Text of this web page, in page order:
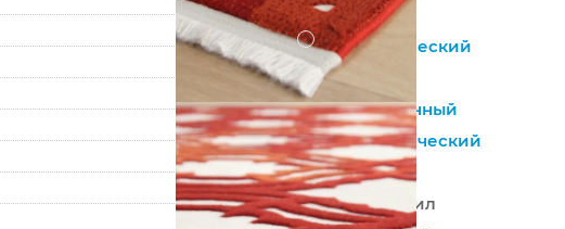
Красный
?
Синтетический
Акрил
Современный
Геометрический
Турция
100% Акрил